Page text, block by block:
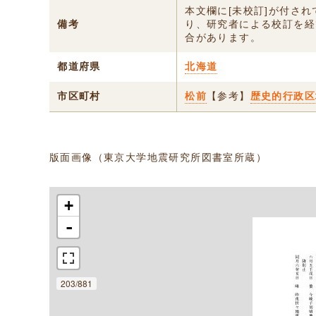
備考
本文欄に[未校訂]が付され
り、研究者による校訂を
合があります。
都道府県 北海道
市区町村 松前 【参考】 歴史的行政
版面画像（東京大学地震研究所図書室所蔵）
+
-
203/881